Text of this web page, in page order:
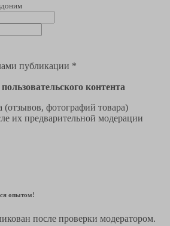
публикации *
контента
(отзывов, фотографий товара)
их предварительной модерации
опытом!
после проверки модератором.